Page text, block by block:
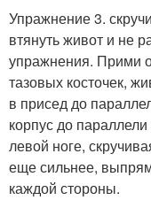
Упражнение 3.
втянуть живот и не
упражнения. Прими
тазовых косточек,
в присед до
корпус до
левой ноге,
еще сильнее,
каждой стороны.